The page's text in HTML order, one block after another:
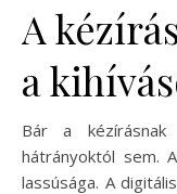
A
a
Bár a
hátrányoktól sem.
lassúsága. A